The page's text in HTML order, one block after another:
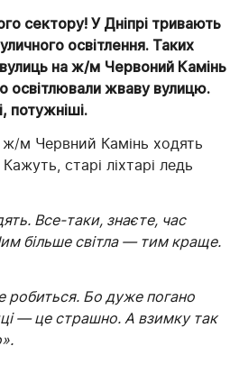
сектору! У Дніпрі тривають
освітлення. Таких
на ж/м Червоний Камінь
освітлювали жваву вулицю.
потужніші.
м Червний Камінь ходять
старі ліхтарі ледь
Все-таки, знаєте, час
більше світла — тим краще.
Бо дуже погано
— це страшно. А взимку так